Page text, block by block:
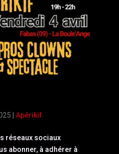
| Apérikif
réseaux sociaux
abonner, à adhérer à